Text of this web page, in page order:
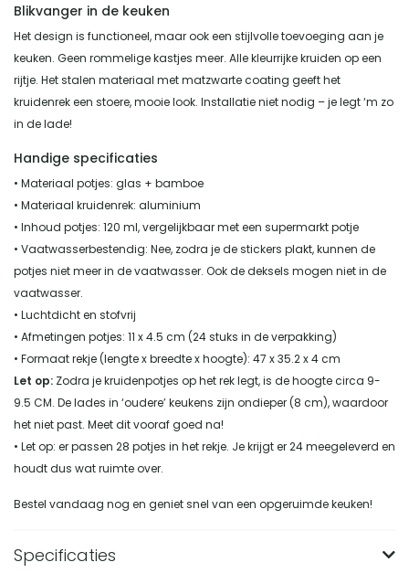
Blikvanger in de keuken
Het design is functioneel, maar ook een stijlvolle toevoeging aan je
keuken. Geen rommelige kastjes meer. Alle kleurrijke kruiden op een
rijtje. Het stalen materiaal met matzwarte coating geeft het
kruidenrek een stoere, mooie look. Installatie niet nodig – je legt ‘m zo
in de lade!
Handige specificaties
• Materiaal potjes: glas + bamboe
• Materiaal kruidenrek: aluminium
• Inhoud potjes: 120 ml, vergelijkbaar met een supermarkt potje
• Vaatwasserbestendig: Nee, zodra je de stickers plakt, kunnen de
potjes niet meer in de vaatwasser. Ook de deksels mogen niet in de
vaatwasser.
• Luchtdicht en stofvrij
• Afmetingen potjes: 11 x 4.5 cm (24 stuks in de verpakking)
• Formaat rekje (lengte x breedte x hoogte): 47 x 35.2 x 4 cm
Let op: Zodra je kruidenpotjes op het rek legt, is de hoogte circa 9-
9.5 CM. De lades in ‘oudere’ keukens zijn ondieper (8 cm), waardoor
het niet past. Meet dit vooraf goed na!
• Let op: er passen 28 potjes in het rekje. Je krijgt er 24 meegeleverd en
houdt dus wat ruimte over.
Bestel vandaag nog en geniet snel van een opgeruimde keuken!
Specificaties